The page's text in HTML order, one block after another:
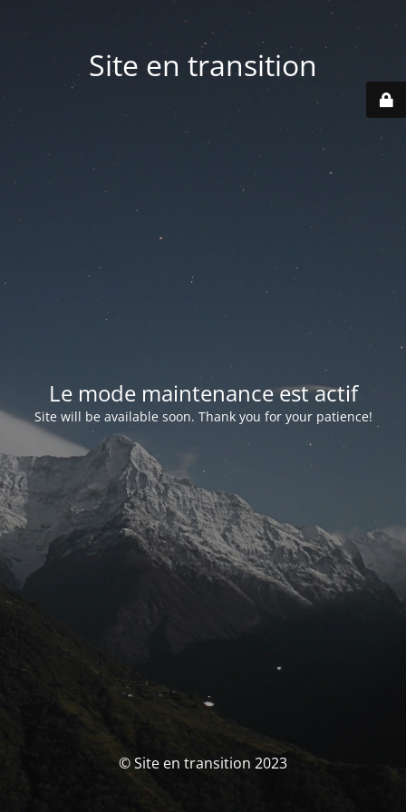
Site en transition
Le mode maintenance est actif
Site will be available soon. Thank you for your patience!
© Site en transition 2023